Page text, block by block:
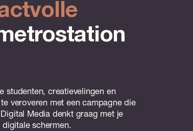
studenten, creatievelingen en
veroveren met een campagne die
Media denkt graag met je
schermen.